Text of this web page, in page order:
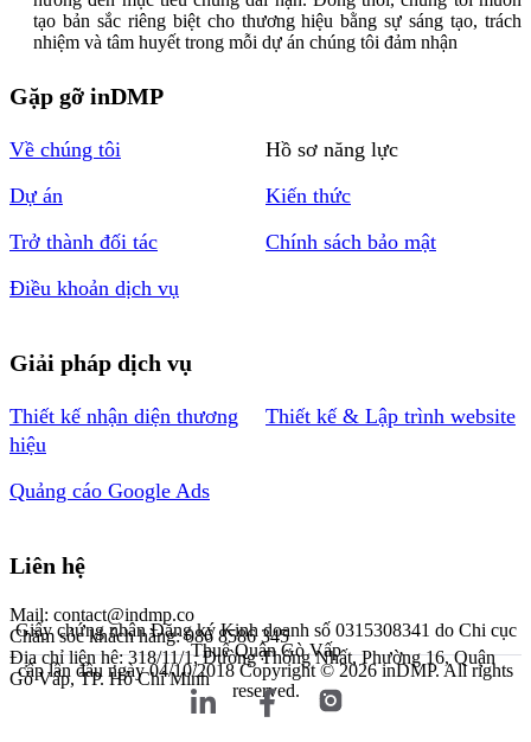
tạo bản sắc riêng biệt cho thương hiệu bằng sự sáng tạo, trách
nhiệm và tâm huyết trong mỗi dự án chúng tôi đảm nhận
Gặp gỡ inDMP
Về chúng tôi
Hồ sơ năng lực
Dự án
Kiến thức
Trở thành đối tác
Chính sách bảo mật
Điều khoản dịch vụ
Giải pháp dịch vụ
Thiết kế nhận diện thương
hiệu
Thiết kế & Lập trình website
Quảng cáo Google Ads
Liên hệ
Mail: contact@indmp.co
Chăm sóc khách hàng: 086 8586 345
Địa chỉ liên hệ: 318/11/1, Đường Thống Nhất, Phường 16, Quận
Gò Vấp, TP. Hồ Chí Minh
Giấy chứng nhận Đăng ký Kinh doanh số 0315308341 do Chi cục
Thuế Quận Gò Vấp
cấp lần đầu ngày 04/10/2018Copyright © 2026 inDMP. All rights
reserved.